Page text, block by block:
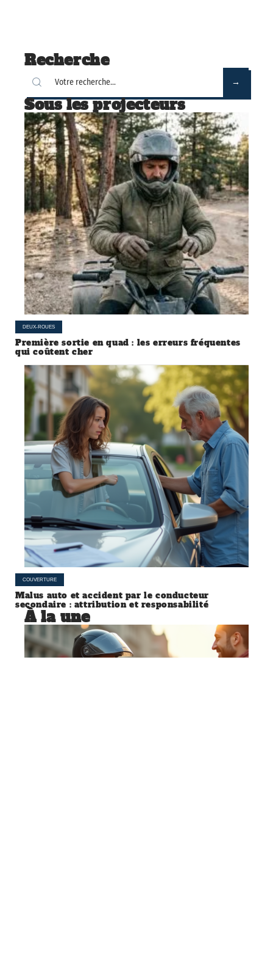
Recherche
Sous les projecteurs
DEUX-ROUES
Première sortie en quad : les erreurs fréquentes
qui coûtent cher
COUVERTURE
Malus auto et accident par le conducteur
secondaire : attribution et responsabilité
À la une